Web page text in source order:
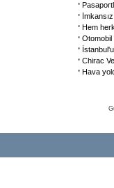
Hem
Otomobil
Chirac
Hava